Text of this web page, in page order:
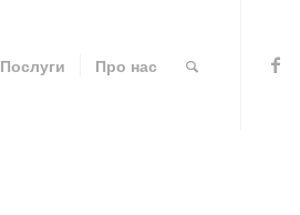
Послуги Про нас